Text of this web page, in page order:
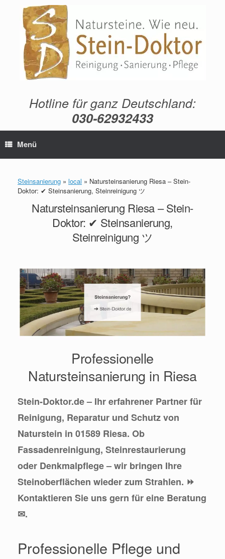
springen
Hotline für ganz Deutschland:
030-62932433
Menü
Steinsanierung » local » Natursteinsanierung Riesa – Stein-
Doktor: ✔ Steinsanierung, Steinreinigung ツ
Natursteinsanierung Riesa – Stein-
Doktor: ✔ Steinsanierung,
Steinreinigung ツ
Professionelle
Natursteinsanierung in Riesa
Stein-Doktor.de – Ihr erfahrener Partner für
Reinigung, Reparatur und Schutz von
Naturstein in 01589 Riesa. Ob
Fassadenreinigung, Steinrestaurierung
oder Denkmalpflege – wir bringen Ihre
Steinoberflächen wieder zum Strahlen. ⏩
Kontaktieren Sie uns gern für eine Beratung
✉.
Professionelle Pflege und